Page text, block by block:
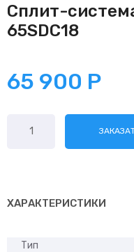
Сплит-
65SDC18
65 900 Р
товара
ХАРАКТЕРИСТИКИ
Тип